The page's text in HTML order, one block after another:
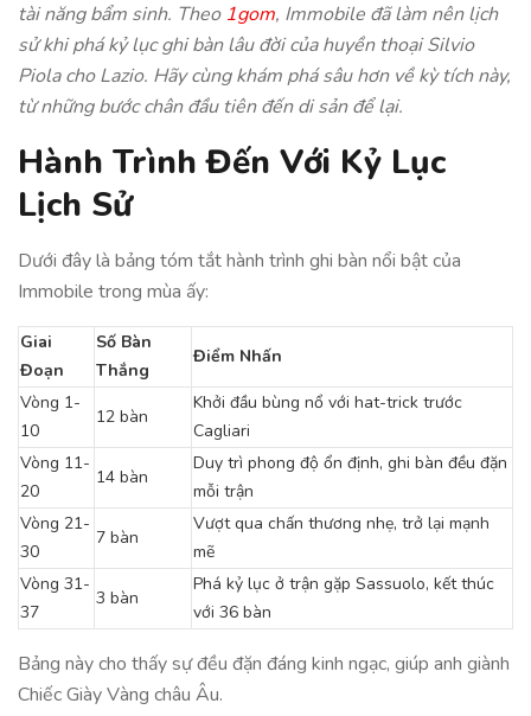
tài năng bẩm sinh. Theo 1gom, Immobile đã làm nên lịch
sử khi phá kỷ lục ghi bàn lâu đời của huyền thoại Silvio
Piola cho Lazio. Hãy cùng khám phá sâu hơn về kỳ tích này,
từ những bước chân đầu tiên đến di sản để lại.
Hành Trình Đến Với Kỷ Lục
Lịch Sử
Dưới đây là bảng tóm tắt hành trình ghi bàn nổi bật của
Immobile trong mùa ấy:
Giai
Đoạn
Số Bàn
Thắng
Điểm Nhấn
Vòng 1-
10
12 bàn
Khởi đầu bùng nổ với hat-trick trước
Cagliari
Vòng 11-
20
14 bàn
Duy trì phong độ ổn định, ghi bàn đều đặn
mỗi trận
Vòng 21-
30
7 bàn
Vượt qua chấn thương nhẹ, trở lại mạnh
mẽ
Vòng 31-
37
3 bàn
Phá kỷ lục ở trận gặp Sassuolo, kết thúc
với 36 bàn
Bảng này cho thấy sự đều đặn đáng kinh ngạc, giúp anh giành
Chiếc Giày Vàng châu Âu.